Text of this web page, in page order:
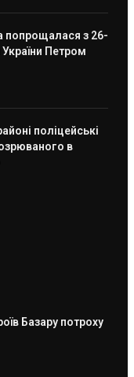
попрощалася з 26-
Петром
поліцейські
в
Базару потроху